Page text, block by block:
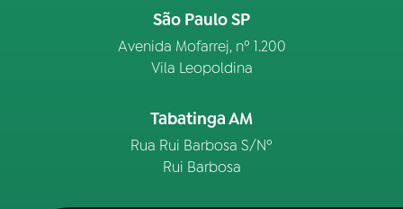
São Paulo SP
Avenida Mofarrej, nº 1.200
Vila Leopoldina
Tabatinga AM
Rua Rui Barbosa S/Nº
Rui Barbosa